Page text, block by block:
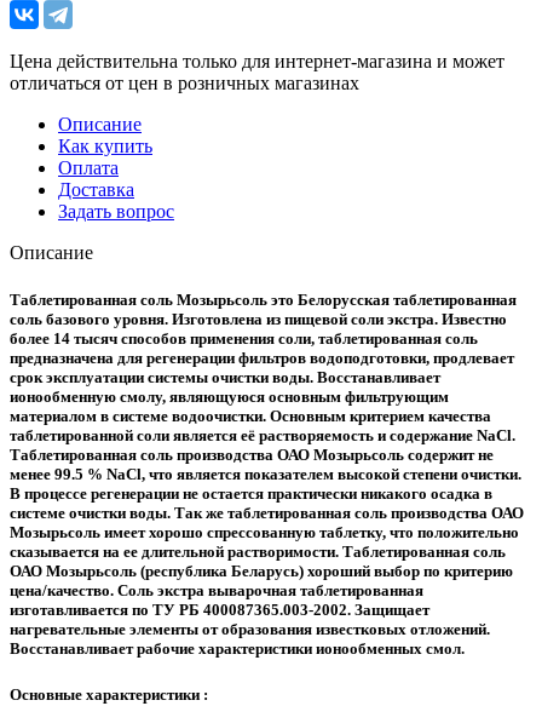
Цена действительна только для интернет-магазина и может
отличаться от цен в розничных магазинах
Описание
Как купить
Оплата
Доставка
Задать вопрос
Описание
Таблетированная соль Мозырьсоль это Белорусская таблетированная
соль базового уровня. Изготовлена из пищевой соли экстра. Известно
более 14 тысяч способов применения соли, таблетированная соль
предназначена для регенерации фильтров водоподготовки, продлевает
срок эксплуатации системы очистки воды. Восстанавливает
ионообменную смолу, являющуюся основным фильтрующим
материалом в системе водоочистки. Основным критерием качества
таблетированной соли является её растворяемость и содержание NaCl.
Таблетированная соль производства ОАО Мозырьсоль содержит не
менее 99.5 % NaCl, что является показателем высокой степени очистки.
В процессе регенерации не остается практически никакого осадка в
системе очистки воды. Так же таблетированная соль производства ОАО
Мозырьсоль имеет хорошо спрессованную таблетку, что положительно
сказывается на ее длительной растворимости. Таблетированная соль
ОАО Мозырьсоль (республика Беларусь) хороший выбор по критерию
цена/качество. Соль экстра выварочная таблетированная
изготавливается по ТУ РБ 400087365.003-2002. Защищает
нагревательные элементы от образования известковых отложений.
Восстанавливает рабочие характеристики ионообменных смол.
Основные характеристики :